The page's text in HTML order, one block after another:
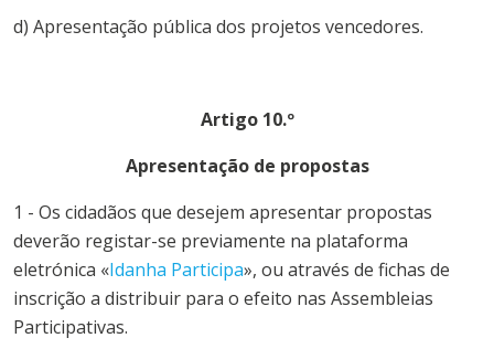
d) Apresentação pública dos projetos vencedores.
Artigo 10.º
Apresentação de propostas
1 - Os cidadãos que desejem apresentar propostas
deverão registar-se previamente na plataforma
eletrónica «Idanha Participa», ou através de fichas de
inscrição a distribuir para o efeito nas Assembleias
Participativas.